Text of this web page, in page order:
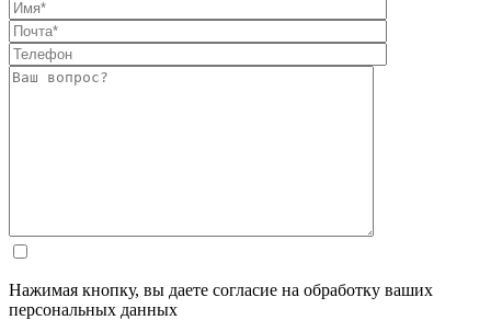
Нажимая кнопку, вы даете согласие на обработку ваших
персональных данных